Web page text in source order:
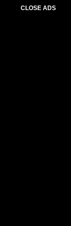
CLOSE ADS